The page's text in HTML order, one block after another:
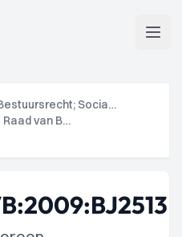
Bestuursrecht; Socialezekerheidsrecht
Centrale Raad van Beroep